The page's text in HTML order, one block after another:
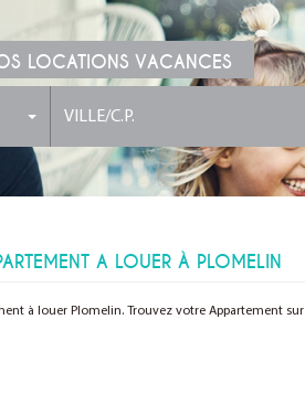
LOCATIONS VACANCES
VILLE/C.P.
A LOUER À PLOMELIN
à louer Plomelin. Trouvez votre Appartement